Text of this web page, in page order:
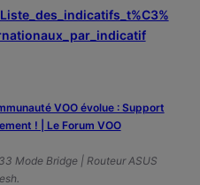
VOO évolue : Support
! | Le Forum VOO
Mode Bridge | Routeur ASUS